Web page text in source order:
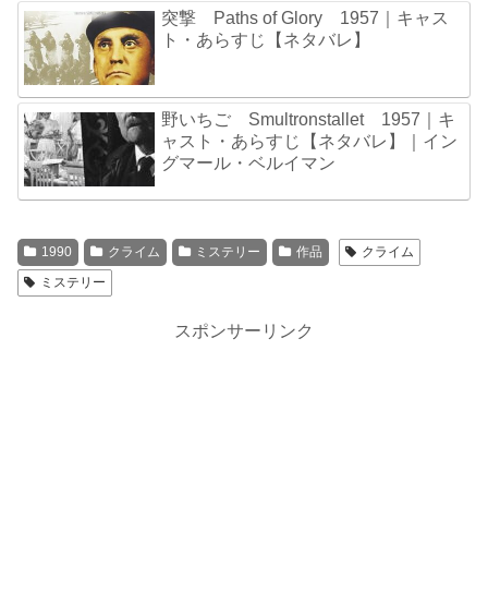
突撃 Paths of Glory 1957｜キャス
ト・あらすじ【ネタバレ】
野いちご Smultronstallet 1957｜キ
ャスト・あらすじ【ネタバレ】｜イン
グマール・ベルイマン
1990 クライム ミステリー 作品
クライム
ミステリー
スポンサーリンク